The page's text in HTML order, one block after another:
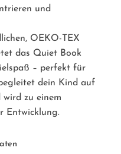
und
OEKO-TEX
das Quiet Book
– perfekt für
dein Kind auf
wird zu einem
Entwicklung.